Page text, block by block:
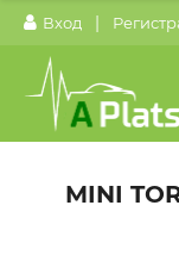
Вход |
MINI